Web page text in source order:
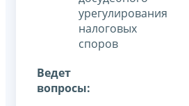
урегулирования
налоговых
споров
Ведет
вопросы: